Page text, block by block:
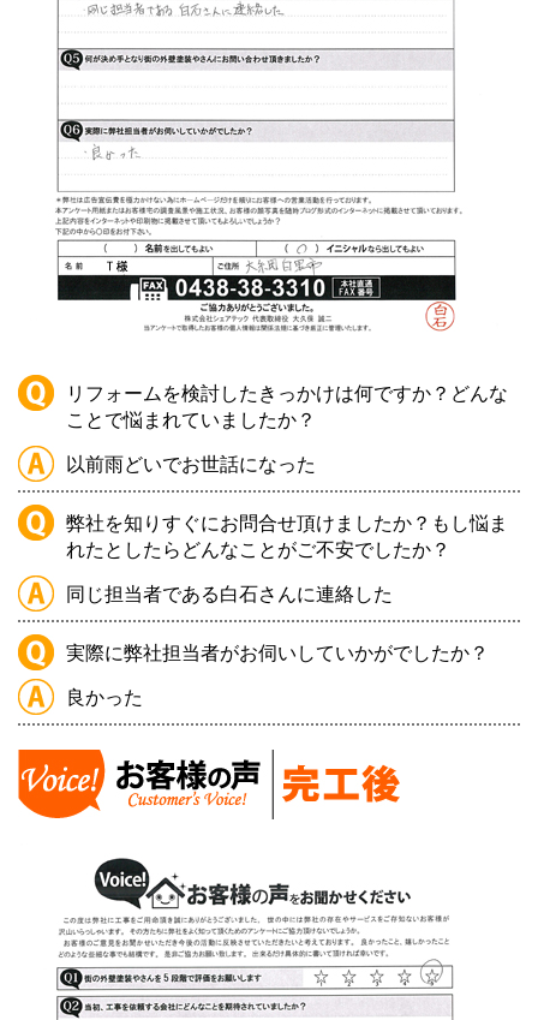
リフォームを検討したきっかけは何ですか？どんな
ことで悩まれていましたか？
以前雨どいでお世話になった
弊社を知りすぐにお問合せ頂けましたか？もし悩ま
れたとしたらどんなことがご不安でしたか？
同じ担当者である白石さんに連絡した
実際に弊社担当者がお伺いしていかがでしたか？
良かった